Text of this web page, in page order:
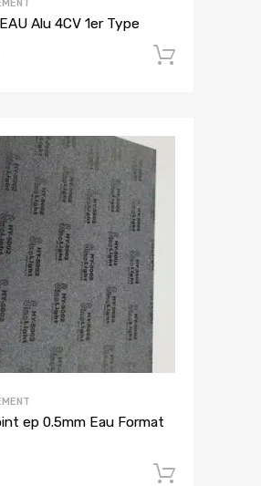
Alu 4CV 1er Type
ep 0.5mm Eau Format